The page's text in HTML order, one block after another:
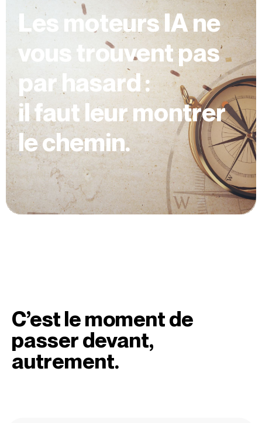
Les moteurs IA ne
vous trouvent pas
par hasard :
il faut leur montrer
le chemin.
C’est le moment de
passer devant,
autrement.